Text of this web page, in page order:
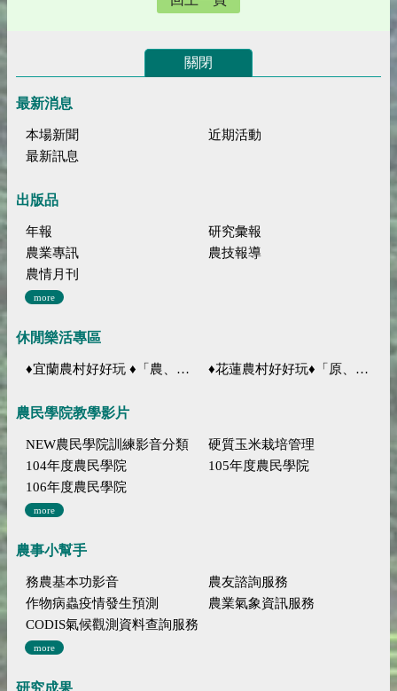
關閉
最新消息
本場新聞
近期活動
最新訊息
出版品
年報
研究彙報
農業專訊
農技報導
農情月刊
more
休閒樂活專區
♦宜蘭農村好好玩 ♦「農、藝、山、水」四條遊程推薦 ♦花蓮農村好好玩♦「原、生、慢、活」四條遊程推薦
農民學院教學影片
NEW農民學院訓練影音分類
硬質玉米栽培管理
104年度農民學院
105年度農民學院
106年度農民學院
more
農事小幫手
務農基本功影音
農友諮詢服務
作物病蟲疫情發生預測
農業氣象資訊服務
CODIS氣候觀測資料查詢服務
more
研究成果